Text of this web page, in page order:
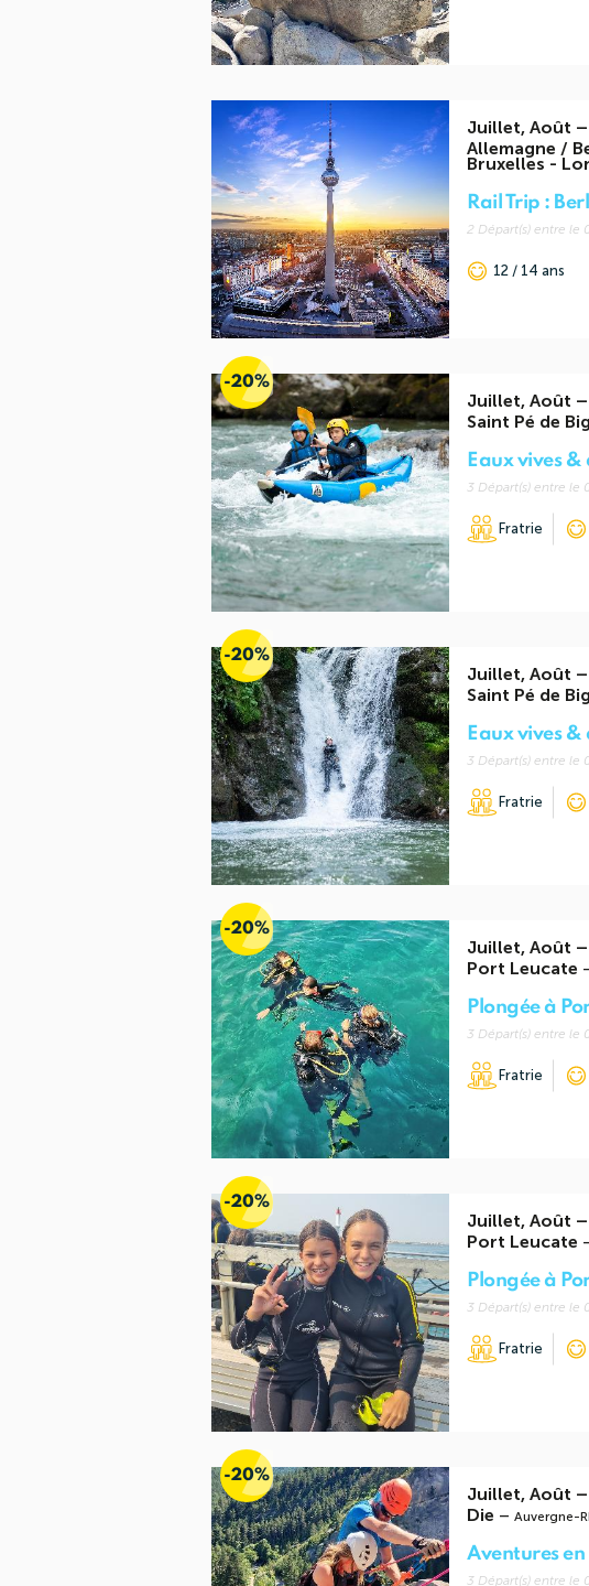
Juillet, Août –
Allemagne /
Bruxelles -
Rail Trip :
2 Départ(s) entre
12 / 14 ans
-20%
Juillet, Août –
Saint Pé de
Eaux vives
3 Départ(s) entre
Fratrie
-20%
Juillet, Août –
Saint Pé de
Eaux vives
3 Départ(s) entre
Fratrie
-20%
Juillet, Août –
Port Leucate
Plongée à
3 Départ(s) entre
Fratrie
-20%
Juillet, Août –
Port Leucate
Plongée à
3 Départ(s) entre
Fratrie
-20%
Juillet, Août –
Die – Auvergne-
Aventures
3 Départ(s) entre